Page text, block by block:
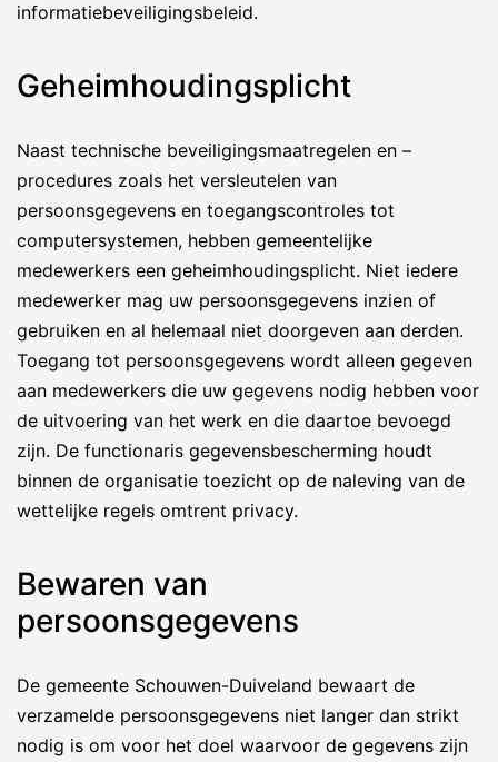
informatiebeveiligingsbeleid.
Geheimhoudingsplicht
Naast technische beveiligingsmaatregelen en –
procedures zoals het versleutelen van
persoonsgegevens en toegangscontroles tot
computersystemen, hebben gemeentelijke
medewerkers een geheimhoudingsplicht. Niet iedere
medewerker mag uw persoonsgegevens inzien of
gebruiken en al helemaal niet doorgeven aan derden.
Toegang tot persoonsgegevens wordt alleen gegeven
aan medewerkers die uw gegevens nodig hebben voor
de uitvoering van het werk en die daartoe bevoegd
zijn. De functionaris gegevensbescherming houdt
binnen de organisatie toezicht op de naleving van de
wettelijke regels omtrent privacy.
Bewaren van
persoonsgegevens
De gemeente Schouwen-Duiveland bewaart de
verzamelde persoonsgegevens niet langer dan strikt
nodig is om voor het doel waarvoor de gegevens zijn